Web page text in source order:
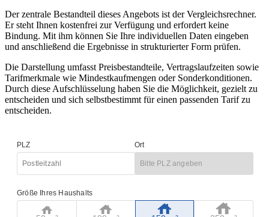
Der zentrale Bestandteil dieses Angebots ist der Vergleichsrechner.
Er steht Ihnen kostenfrei zur Verfügung und erfordert keine
Bindung. Mit ihm können Sie Ihre individuellen Daten eingeben
und anschließend die Ergebnisse in strukturierter Form prüfen.
Die Darstellung umfasst Preisbestandteile, Vertragslaufzeiten sowie
Tarifmerkmale wie Mindestkaufmengen oder Sonderkonditionen.
Durch diese Aufschlüsselung haben Sie die Möglichkeit, gezielt zu
entscheiden und sich selbstbestimmt für einen passenden Tarif zu
entscheiden.